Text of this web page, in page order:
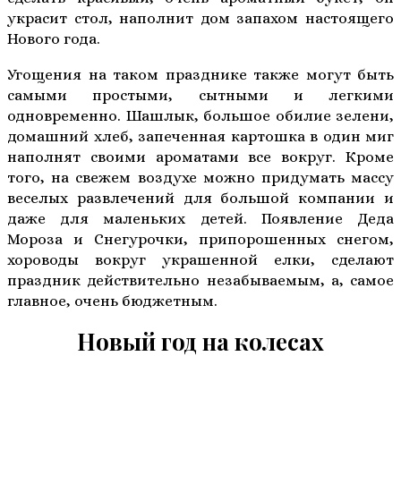
украсит стол, наполнит дом запахом настоящего
Нового года.
Угощения на таком празднике также могут быть
самыми простыми, сытными и легкими
одновременно. Шашлык, большое обилие зелени,
домашний хлеб, запеченная картошка в один миг
наполнят своими ароматами все вокруг. Кроме
того, на свежем воздухе можно придумать массу
веселых развлечений для большой компании и
даже для маленьких детей. Появление Деда
Мороза и Снегурочки, припорошенных снегом,
хороводы вокруг украшенной елки, сделают
праздник действительно незабываемым, а, самое
главное, очень бюджетным.
Новый год на колесах